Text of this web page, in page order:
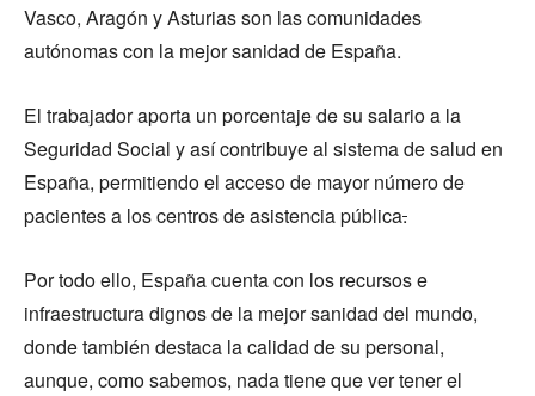
Vasco, Aragón y Asturias son las comunidades
autónomas con la mejor sanidad de España.
El trabajador aporta un porcentaje de su salario a la
Seguridad Social y así contribuye al sistema de salud en
España, permitiendo el acceso de mayor número de
pacientes a los centros de asistencia pública.
Por todo ello, España cuenta con los recursos e
infraestructura dignos de la mejor sanidad del mundo,
donde también destaca la calidad de su personal,
aunque, como sabemos, nada tiene que ver tener el